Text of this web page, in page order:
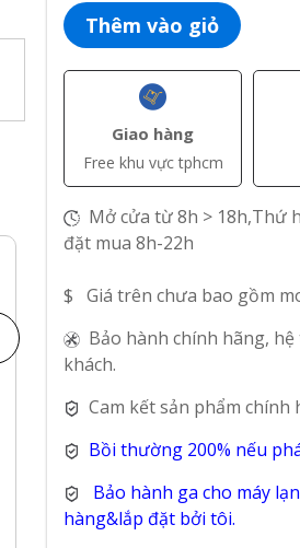
3.000.000đ(VAT)
Máy hút mùi áp
tường Comfee CH-
70TM77B
Máy
Thêm vào giỏ
Giao hàng
Free khu vực tphcm
Mở cửa từ 8h > 18h,Thứ
đặt mua 8h-22h
$ Giá trên chưa bao gồm
Bảo hành chính hãng,
khách.
Cam kết sản phẩm chính
Bồi thường 200% nếu
Bảo hành ga cho máy
hàng&lắp đặt bởi tôi.